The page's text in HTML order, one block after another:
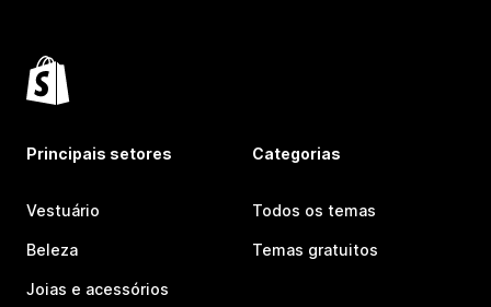
Principais setores
Vestuário
Beleza
Joias e acessórios
Categorias
Todos os temas
Temas gratuitos